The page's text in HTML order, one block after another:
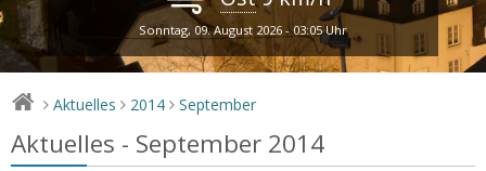
Sonntag, 09. August 2026 - 03:05 Uhr
> Aktuelles > 2014 > September
Aktuelles - September 2014